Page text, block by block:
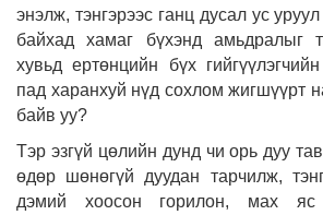
энэлж, тэнгэрээс ганц дусал ус
байхад хамаг бүхэнд амьдралыг
хувьд ертөнцийн бүх
пад харанхуй нүд сохлом жигшүүрт
байв уу?
Тэр эзгүй цөлийн дунд чи орь дуу
өдөр шөнөгүй дуудан тарчилж,
дэмий хоосон горилон, мах яс